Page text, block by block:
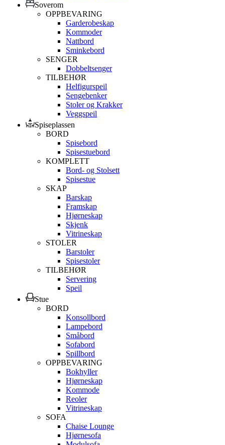
Soverom
OPPBEVARING
Garderobeskap
Kommoder
Nattbord
Sminkebord
SENGER
Dobbeltsenger
TILBEHØR
Helfigurspeil
Sengebenker
Stoler og Krakker
Veggspeil
Spiseplassen
BORD
Spisebord
Spisestuebord
KOMPLETT
Bord- og Stolsett
Spisestue
SKAP
Barskap
Framskap
Hjørneskap
Skjenk
Vitrineskap
STOLER
Barstoler
Spisestoler
TILBEHØR
Servering
Speil
Stue
BORD
Konsollbord
Lampebord
Småbord
Sofabord
Spillbord
OPPBEVARING
Bokhyller
Hjørneskap
Kommode
Reoler
Vitrineskap
SOFA
Chaise Lounge
Hjørnesofa